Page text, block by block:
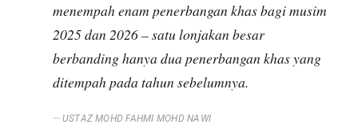
menempah enam penerbangan khas bagi musim
2025 dan 2026 – satu lonjakan besar
berbanding hanya dua penerbangan khas yang
ditempah pada tahun sebelumnya.
USTAZ MOHD FAHMI MOHD NAWI